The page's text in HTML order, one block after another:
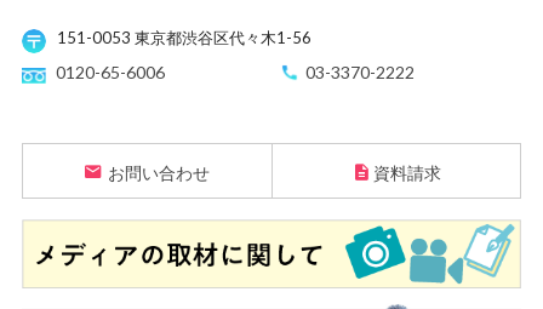
151-0053 東京都渋谷区代々木1-56
0120-65-6006 03-3370-2222
お問い合わせ 資料請求